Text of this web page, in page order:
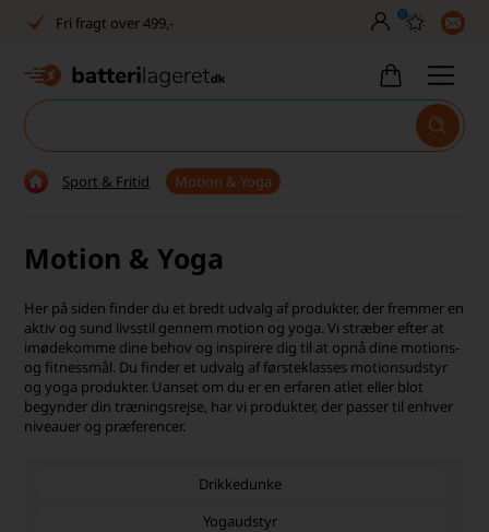
Dansk lager
30 dages returret
1040+ glade kunder på Trustpilot
Fri fragt over 499,-
30 dages returret
Tlf. er lukket uge 27-32
1040+ glade kunder på Trustpilot
0
Sport & Fritid Motion & Yoga
Motion & Yoga
Her på siden finder du et bredt udvalg af produkter, der fremmer en
aktiv og sund livsstil gennem motion og yoga. Vi stræber efter at
imødekomme dine behov og inspirere dig til at opnå dine motions-
og fitnessmål. Du finder et udvalg af førsteklasses motionsudstyr
og yoga produkter. Uanset om du er en erfaren atlet eller blot
begynder din træningsrejse, har vi produkter, der passer til enhver
niveauer og præferencer.
Drikkedunke
Yogaudstyr